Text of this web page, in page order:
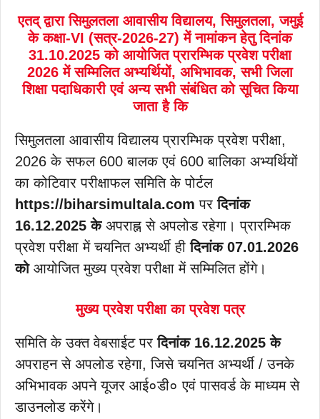
एतद् द्वारा सिमुलतला आवासीय विद्यालय, सिमुलतला, जमुई
के कक्षा-VI (सत्र-2026-27) में नामांकन हेतु दिनांक
31.10.2025 को आयोजित प्रारम्भिक प्रवेश परीक्षा
2026 में सम्मिलित अभ्यर्थियों, अभिभावक, सभी जिला
शिक्षा पदाधिकारी एवं अन्य सभी संबंधित को सूचित किया
जाता है कि
सिमुलतला आवासीय विद्यालय प्रारम्भिक प्रवेश परीक्षा,
2026 के सफल 600 बालक एवं 600 बालिका अभ्यर्थियों
का कोटिवार परीक्षाफल समिति के पोर्टल
https://biharsimultala.comपर दिनांक
16.12.2025 केअपराह्न से अपलोड रहेगा। प्रारम्भिक
प्रवेश परीक्षा में चयनित अभ्यर्थी हीदिनांक 07.01.2026
कोआयोजित मुख्य प्रवेश परीक्षा में सम्मिलित होंगे।
मुख्य प्रवेश परीक्षा का प्रवेश पत्र
समिति के उक्त वेबसाईट परदिनांक 16.12.2025 के
अपराहन से अपलोड रहेगा, जिसे चयनित अभ्यर्थी / उनके
अभिभावक अपने यूजर आई०डी० एवं पासवर्ड के माध्यम से
डाउनलोड करेंगे।